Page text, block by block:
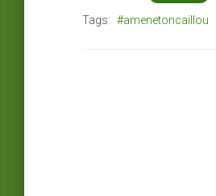
Tags: #amenetoncaillou